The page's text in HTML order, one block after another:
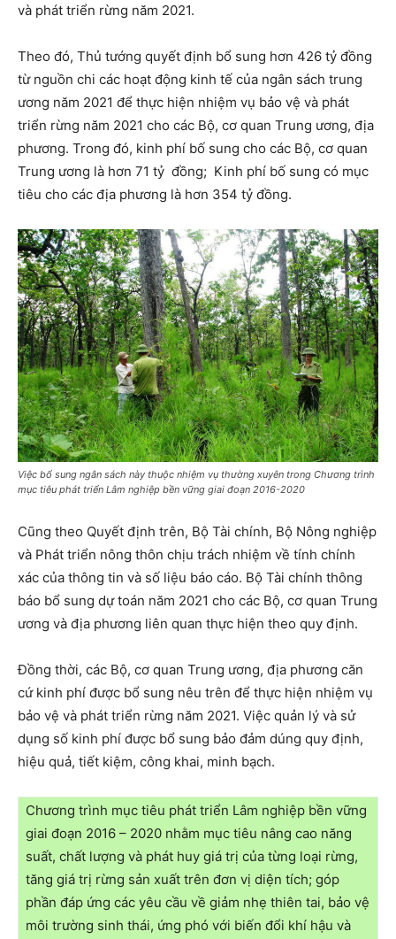
và phát triển rừng năm 2021.
Theo đó, Thủ tướng quyết định bổ sung hơn 426 tỷ đồng
từ nguồn chi các hoạt động kinh tế của ngân sách trung
ương năm 2021 để thực hiện nhiệm vụ bảo vệ và phát
triển rừng năm 2021 cho các Bộ, cơ quan Trung ương, địa
phương. Trong đó, kinh phí bố sung cho các Bộ, cơ quan
Trung ương là hơn 71 tỷ đồng; Kinh phí bố sung có mục
tiêu cho các địa phương là hơn 354 tỷ đồng.
Việc bổ sung ngân sách này thuộc nhiệm vụ thường xuyên trong Chương trình
mục tiêu phát triển Lâm nghiệp bền vững giai đoạn 2016-2020
Cũng theo Quyết định trên, Bộ Tài chính, Bộ Nông nghiệp
và Phát triển nông thôn chịu trách nhiệm về tính chính
xác của thông tin và số liệu báo cáo. Bộ Tài chính thông
báo bổ sung dự toán năm 2021 cho các Bộ, cơ quan Trung
ương và địa phương liên quan thực hiện theo quy định.
Đồng thời, các Bộ, cơ quan Trung ương, địa phương căn
cứ kinh phí được bổ sung nêu trên để thực hiện nhiệm vụ
bảo vệ và phát triển rừng năm 2021. Việc quản lý và sử
dụng số kinh phí được bổ sung bảo đảm dúng quy định,
hiệu quả, tiết kiệm, công khai, minh bạch.
Chương trình mục tiêu phát triển Lâm nghiệp bền vững
giai đoạn 2016 – 2020 nhằm mục tiêu nâng cao năng
suất, chất lượng và phát huy giá trị của từng loại rừng,
tăng giá trị rừng sản xuất trên đơn vị diện tích; góp
phần đáp ứng các yêu cầu về giảm nhẹ thiên tai, bảo vệ
môi trường sinh thái, ứng phó với biến đổi khí hậu và